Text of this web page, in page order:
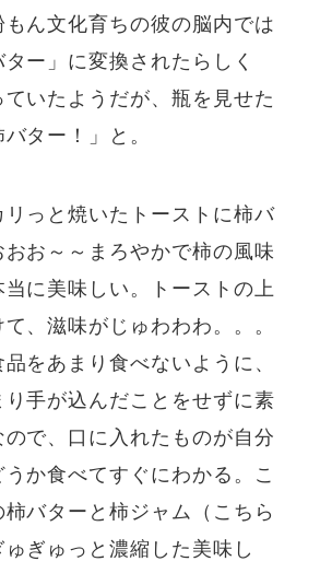
ん文化育ちの彼の脳内では
ー」に変換されたらしく
ていたようだが、瓶を見せた
ター！」と。
っと焼いたトーストに柿バ
お～～まろやかで柿の風味
に美味しい。トーストの上
、滋味がじゅわわわ。。。
をあまり食べないように、
手が込んだことをせずに素
で、口に入れたものが自分
か食べてすぐにわかる。こ
バターと柿ジャム（こちら
ぎゅっと濃縮した美味し